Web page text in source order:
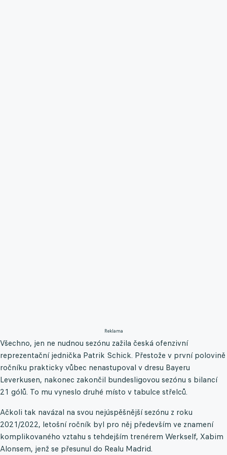
Reklama
Všechno, jen ne nudnou sezónu zažila česká ofenzivní
reprezentační jednička Patrik Schick. Přestože v první polovině
ročníku prakticky vůbec nenastupoval v dresu Bayeru
Leverkusen, nakonec zakončil bundesligovou sezónu s bilancí
21 gólů. To mu vyneslo druhé místo v tabulce střelců.
Ačkoli tak navázal na svou nejúspěšnější sezónu z roku
2021/2022, letošní ročník byl pro něj především ve znamení
komplikovaného vztahu s tehdejším trenérem Werkself, Xabim
Alonsem, jenž se přesunul do Realu Madrid.